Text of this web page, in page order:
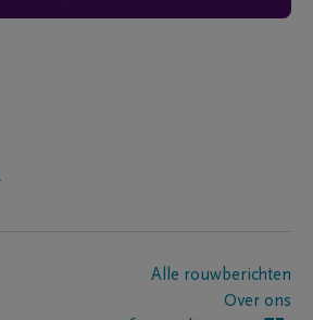
Alle rouwberichten
Over ons